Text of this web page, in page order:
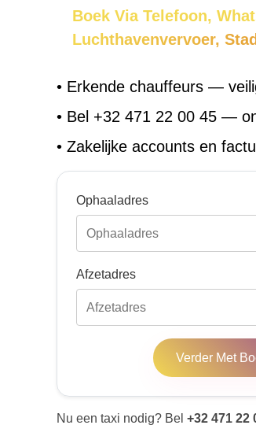
Boek Via Telefoon,
Luchthavenvervoer,
• Erkende chauffeurs —
• Bel +32 471 22 00 45 —
• Zakelijke accounts en
Ophaaladres
Afzetadres
Verder Met
Nu een taxi nodig? Bel +32 471 22